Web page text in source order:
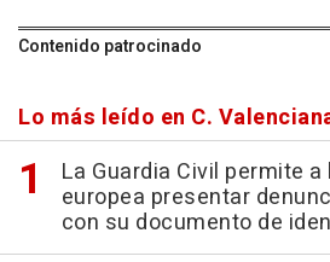
Contenido patrocinado
Lo más leído en C.
La Guardia Civil permite
europea presentar
con su documento de